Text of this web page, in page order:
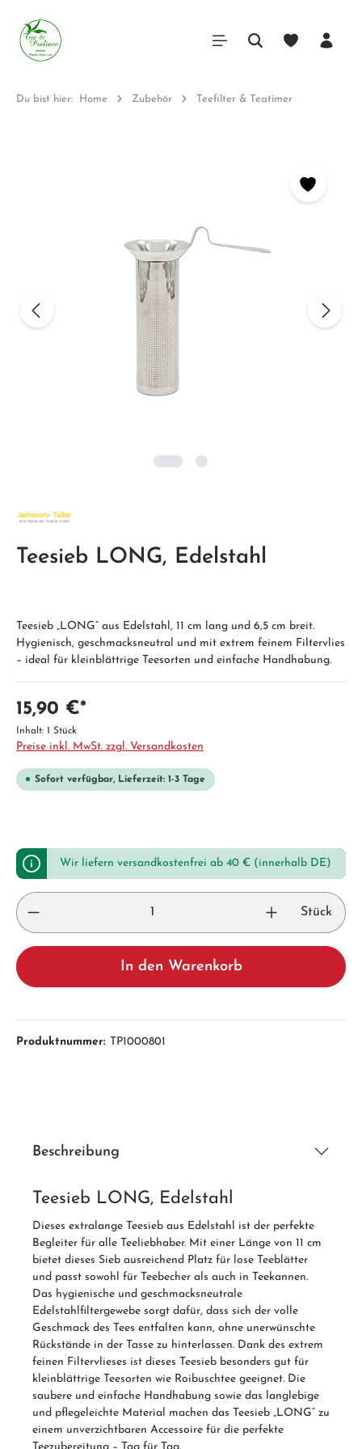
Du bist hier: Home Zubehör Teefilter & Teatimer
Teesieb LONG, Edelstahl
Teesieb „LONG“ aus Edelstahl, 11 cm lang und 6,5 cm breit.
Hygienisch, geschmacksneutral und mit extrem feinem Filtervlies
– ideal für kleinblättrige Teesorten und einfache Handhabung.
15,90 €*
Inhalt: 1 Stück
Preise inkl. MwSt. zzgl. Versandkosten
Sofort verfügbar, Lieferzeit: 1-3 Tage
Wir liefern versandkostenfrei ab 40 € (innerhalb DE)
Stück
In den Warenkorb
Produktnummer: TP1000801
Beschreibung
Teesieb LONG, Edelstahl
Dieses extralange Teesieb aus Edelstahl ist der perfekte
Begleiter für alle Teeliebhaber. Mit einer Länge von 11 cm
bietet dieses Sieb ausreichend Platz für lose Teeblätter
und passt sowohl für Teebecher als auch in Teekannen.
Das hygienische und geschmacksneutrale
Edelstahlfiltergewebe sorgt dafür, dass sich der volle
Geschmack des Tees entfalten kann, ohne unerwünschte
Rückstände in der Tasse zu hinterlassen. Dank des extrem
feinen Filtervlieses ist dieses Teesieb besonders gut für
kleinblättrige Teesorten wie Roibuschtee geeignet. Die
saubere und einfache Handhabung sowie das langlebige
und pflegeleichte Material machen das Teesieb „LONG“ zu
einem unverzichtbaren Accessoire für die perfekte